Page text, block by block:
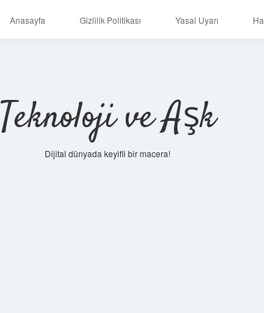
Anasayfa Gizlilik Politikası Yasal Uyarı
Teknoloji ve Aşk
Dijital dünyada keyifli bir macera!